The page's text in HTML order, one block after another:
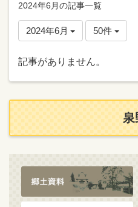
2024年6月の記事一覧
2024年6月 50件
記事がありません。
泉